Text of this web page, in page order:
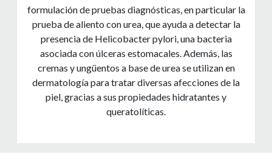
formulación de pruebas diagnósticas, en particular la
prueba de aliento con urea, que ayuda a detectar la
presencia de Helicobacter pylori, una bacteria
asociada con úlceras estomacales. Además, las
cremas y ungüentos a base de urea se utilizan en
dermatología para tratar diversas afecciones de la
piel, gracias a sus propiedades hidratantes y
queratolíticas.